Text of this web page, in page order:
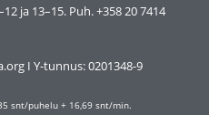
ja 13–15. Puh. +358 20 7414
I Y-tunnus:0201348-9
snt/puhelu + 16,69 snt/min.